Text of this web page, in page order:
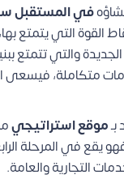
في المستقبل
القوة التي يتمتع
والتي تتمتع
متكاملة، فيسعى
موقع استراتيجي
يقع في المرحلة
التجارية والعامة.